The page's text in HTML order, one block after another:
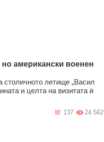
американски военен
столичното летище „Васил
и целта на визитата ѝ
24 562
137